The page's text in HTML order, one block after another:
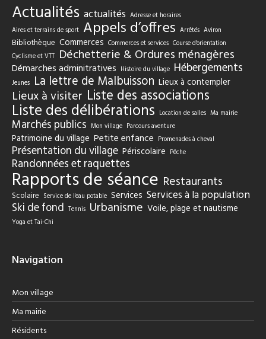
Actualités actualités Adresse et horaires
Aires et terrains de sport Appels d’offres Arrêtés Aviron
Bibliothèque Commerces Commerces et services Course d'orientation
Cyclisme et VTT Déchetterie & Ordures ménagères
Démarches adminitratives Histoire du village Hébergements
Jeunes La lettre de Malbuisson Lieux à contempler
Lieux à visiter Liste des associations
Liste des délibérations Location de salles Ma mairie
Marchés publics Mon village Parcours aventure
Patrimoine du village Petite enfance Promenades à cheval
Présentation du village Périscolaire Pêche
Randonnées et raquettes
Rapports de séance Restaurants
Scolaire Service de l'eau potable Services Services à la population
Ski de fond Tennis Urbanisme Voile, plage et nautisme
Yoga et Tai-Chi
Navigation
Mon village
Ma mairie
Résidents